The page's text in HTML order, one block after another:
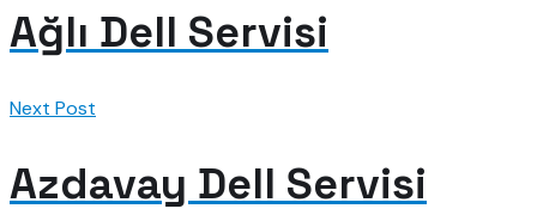
Ağlı Dell Servisi
Next Post
Azdavay Dell Servisi